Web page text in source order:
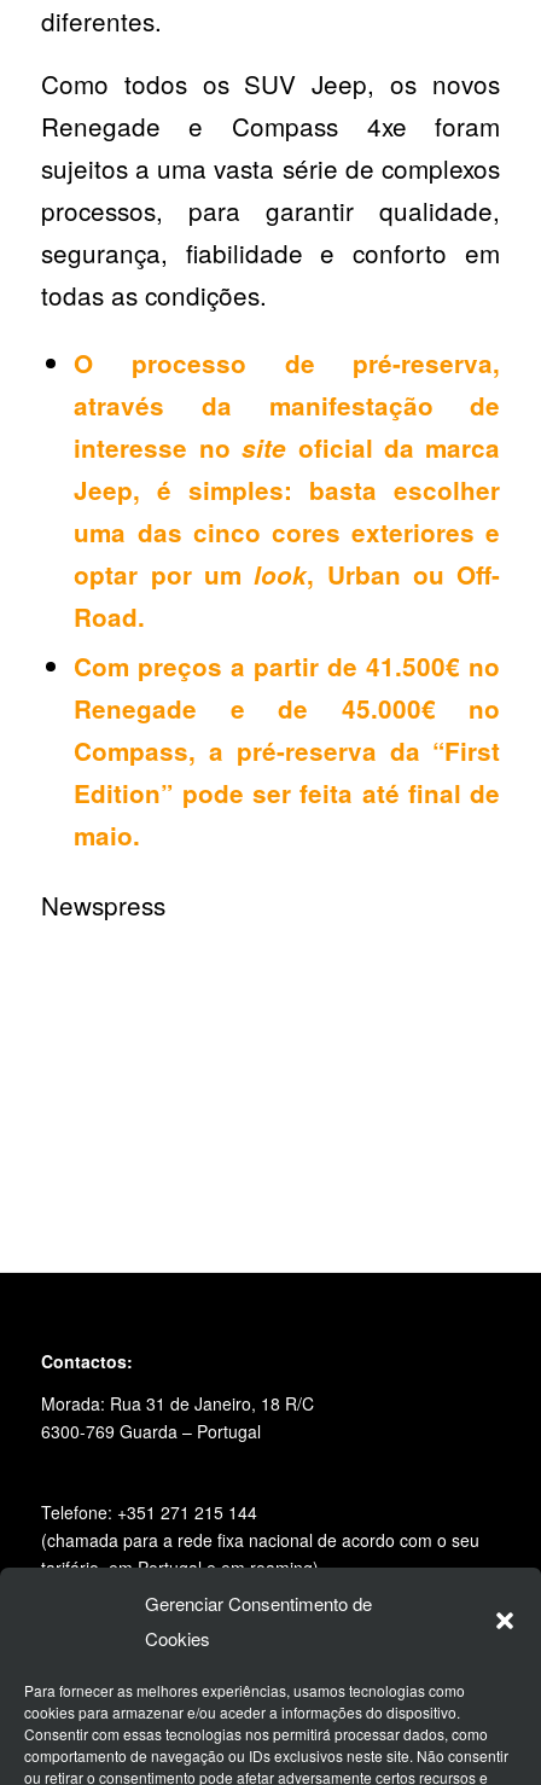
Gerenciar Consentimento de
Cookies
Para fornecer as melhores experiências, usamos tecnologias como
cookies para armazenar e/ou aceder a informações do dispositivo.
Consentir com essas tecnologias nos permitirá processar dados, como
comportamento de navegação ou IDs exclusivos neste site. Não consentir
ou retirar o consentimento pode afetar adversamente certos recursos e
diferentes.
Como todos os SUV Jeep, os novos
Renegade e Compass 4xe foram
sujeitos a uma vasta série de complexos
processos, para garantir qualidade,
segurança, fiabilidade e conforto em
todas as condições.
O processo de pré-reserva,
através da manifestação de
interesse nosite oficial da marca
Jeep, é simples: basta escolher
uma das cinco cores exteriores e
optar por umlook, Urban ou Off-
Road.
Com preços a partir de 41.500€ no
Renegade e de 45.000€ no
Compass, a pré-reserva da “First
Edition” pode ser feita até final de
maio.
Newspress
Contactos:
Morada: Rua 31 de Janeiro, 18 R/C
6300-769 Guarda – Portugal
Telefone: +351 271 215 144
(chamada para a rede fixa nacional de acordo com o seu
tarifário, em Portugal e em roaming)
geral@desertspirit.pt
Siga-nos na redes sociais: